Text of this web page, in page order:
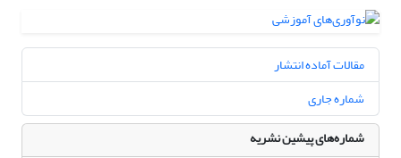
مقالات آماده انتشار
شماره جاری
شماره‌های پیشین نشریه